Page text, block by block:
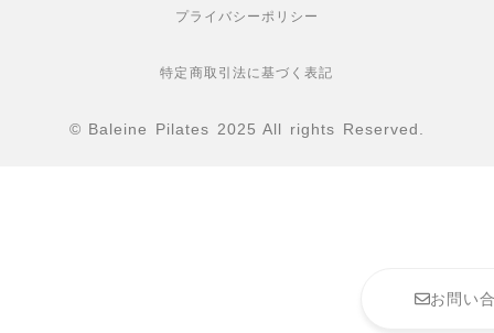
お問い
© Baleine Pilates 2025 All rights Reserved.
プライバシーポリシー
特定商取引法に基づく表記